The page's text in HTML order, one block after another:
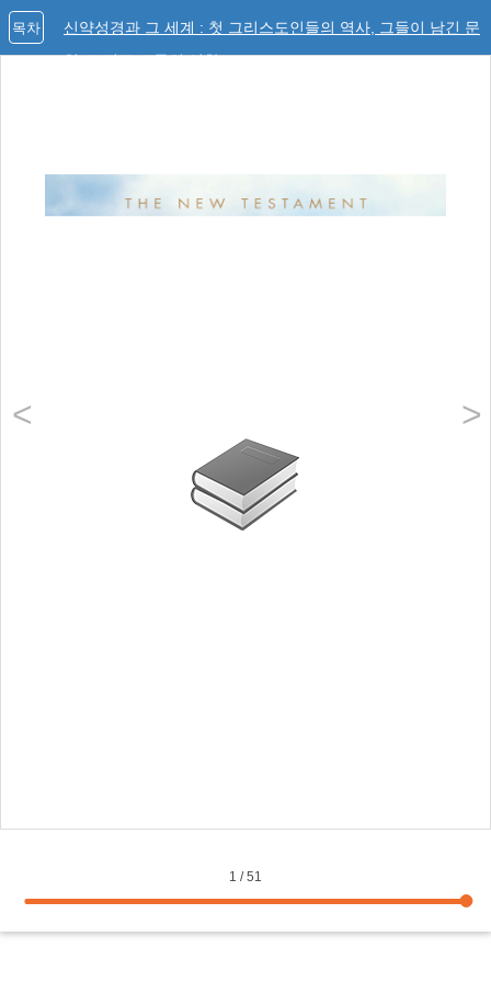
신약성경과 그 세계 : 첫 그리스도인들의 역사, 그들이 남긴 문
헌, 그리고 그들의 신학
목차
< >
1 /51